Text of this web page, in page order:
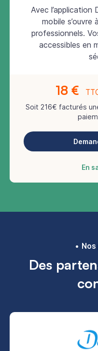
Avec l’application
mobile s’ouvre
professionnels.
accessibles en
18 €
Soit 216€ facturés
En
Des